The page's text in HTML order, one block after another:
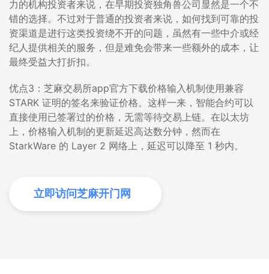
力的机构投资者来说，在早期投资独角兽公司显然是一个不
错的选择。不过对于普通的投资者来说，如何找到可靠的投
资渠道是进行这类投资绕不开的问题，虽然有一些中介或经
纪人提供相关的服务，但是难免会带来一些额外的成本，让
最终受益大打折扣。
优点3：芝麻交易所app官方下载价格输入机制使用兼容
STARK 证明的签名来验证价格。这样一来，智能合约可以
直接使用已签署过的价格，无需等待交易上链。在以太坊
上，价格输入机制的更新延迟高达数分钟，然而在
StarkWare 的 Layer 2 网络上，延迟可以降至 1 秒内。
立即访问芝麻开门网